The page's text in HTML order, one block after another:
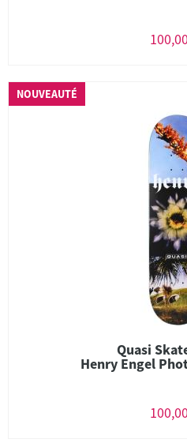
NOUVEAUTÉ
Quasi
Henry Engel